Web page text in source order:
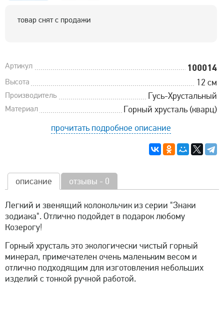
товар снят с продажи
Артикул 100014
Высота 12 см
Производитель Гусь-Хрустальный
Материал
Горный хрусталь (кварц)
прочитать подробное описание
описание отзывы - 0
Легкий и звенящий колокольчик из серии "Знаки
зодиака". Отлично подойдет в подарок любому
Козерогу!
Горный хрусталь это экологически чистый горный
минерал, примечателен очень маленьким весом и
отлично подходящим для изготовления небольших
изделий с тонкой ручной работой.